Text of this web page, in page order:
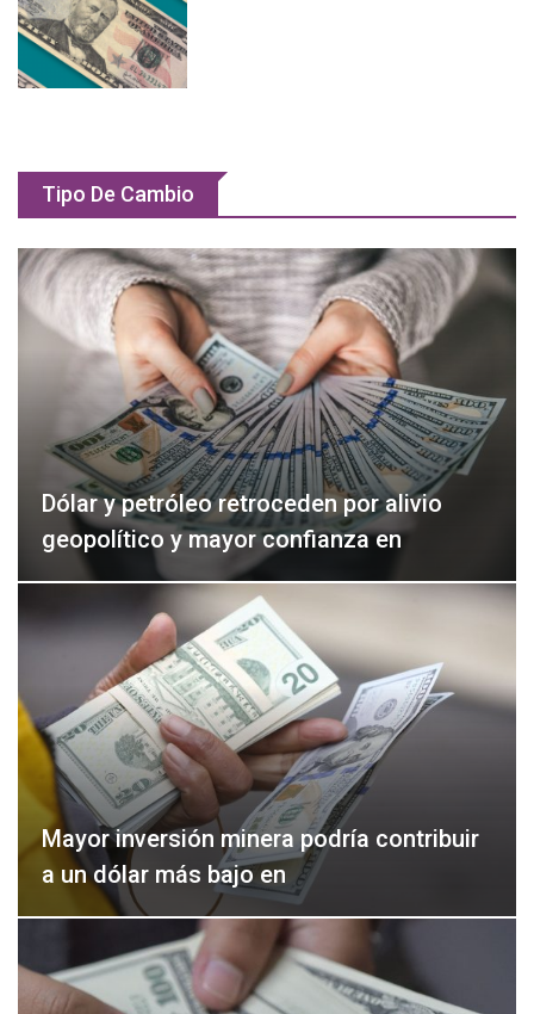
Tipo De Cambio
Dólar y petróleo retroceden por alivio
geopolítico y mayor confianza en
Mayor inversión minera podría contribuir
a un dólar más bajo en